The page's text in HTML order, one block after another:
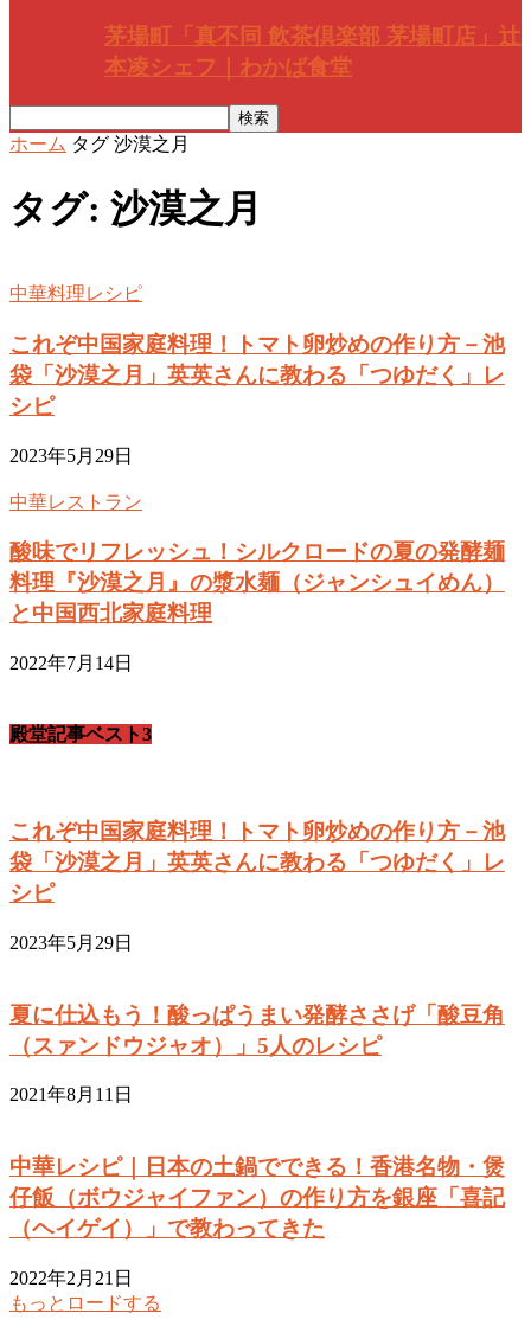
茅場町「真不同 飲茶倶楽部 茅場町店」辻
本凌シェフ｜わかば食堂
ホーム タグ 沙漠之月
タグ: 沙漠之月
中華料理レシピ
これぞ中国家庭料理！トマト卵炒めの作り方－池
袋「沙漠之月」英英さんに教わる「つゆだく」レ
シピ
2023年5月29日
中華レストラン
酸味でリフレッシュ！シルクロードの夏の発酵麺
料理『沙漠之月』の漿水麺（ジャンシュイめん）
と中国西北家庭料理
2022年7月14日
殿堂記事ベスト3
これぞ中国家庭料理！トマト卵炒めの作り方－池
袋「沙漠之月」英英さんに教わる「つゆだく」レ
シピ
2023年5月29日
夏に仕込もう！酸っぱうまい発酵ささげ「酸豆角
（スァンドウジャオ）」5人のレシピ
2021年8月11日
中華レシピ｜日本の土鍋でできる！香港名物・煲
仔飯（ボウジャイファン）の作り方を銀座「喜記
（ヘイゲイ）」で教わってきた
2022年2月21日
もっとロードする